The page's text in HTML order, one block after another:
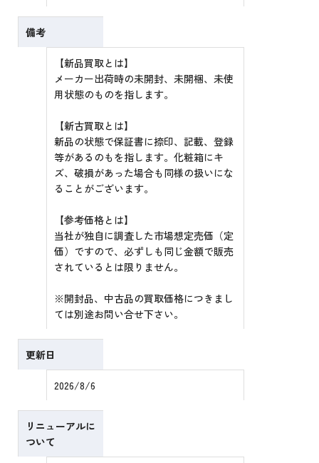
備考
【新品買取とは】
メーカー出荷時の未開封、未開梱、未使
用状態のものを指します。
【新古買取とは】
新品の状態で保証書に捺印、記載、登録
等があるのもを指します。化粧箱にキ
ズ、破損があった場合も同様の扱いにな
ることがございます。
【参考価格とは】
当社が独自に調査した市場想定売価（定
価）ですので、必ずしも同じ金額で販売
されているとは限りません。
※開封品、中古品の買取価格につきまし
ては別途お問い合せ下さい。
更新日
2026/8/6
リニューアルに
ついて